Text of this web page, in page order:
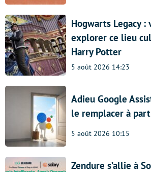
Hogwarts Legacy :
explorer ce lieu
Harry Potter
5 août 2026 14:23
Adieu Google
le remplacer à
5 août 2026 10:15
Zendure s’allie à